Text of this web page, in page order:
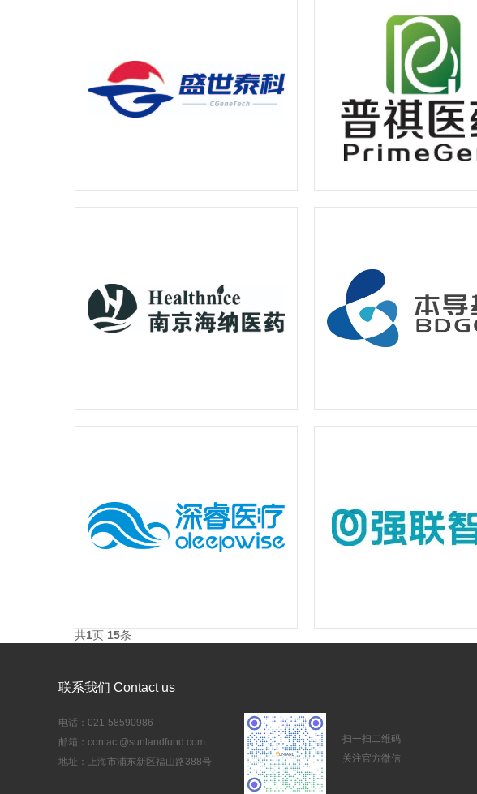
共1页 15条
联系我们 Contact us
电话：021-58590986
邮箱：contact@sunlandfund.com
地址：上海市浦东新区福山路388号
扫一扫二维码
关注官方微信